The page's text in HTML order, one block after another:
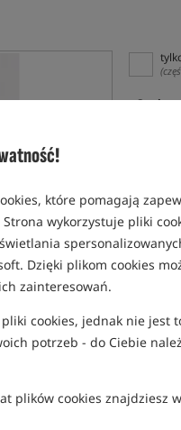
które pomagają
wykorzystuje pliki
Dzięki plikom cookies
zainteresowań.
cookies, jednak nie jest
potrzeb - do Ciebie
plików cookies znajdziesz
Opcja